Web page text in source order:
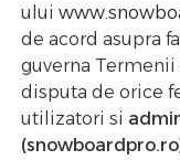
ului
de acord asupra
guverna
disputa de orice
utilizatori si